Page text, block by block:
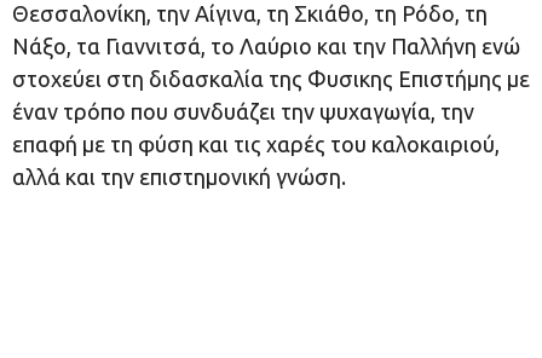
Θεσσαλονίκη, την Αίγινα, τη Σκιάθο, τη Ρόδο, τη
Νάξο, τα Γιαννιτσά, το Λαύριο και την Παλλήνη ενώ
στοχεύει στη διδασκαλία της Φυσικης Επιστήμης με
έναν τρόπο που συνδυάζει την ψυχαγωγία, την
επαφή με τη φύση και τις χαρές του καλοκαιριού,
αλλά και την επιστημονική γνώση.